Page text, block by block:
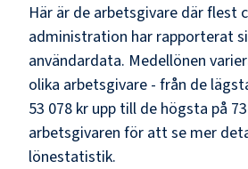
Här är de arbetsgivare där flest
administration har rapporterat
användardata. Medellönen
olika arbetsgivare - från de
53 078 kr upp till de högsta på
arbetsgivaren för att se mer
lönestatistik.